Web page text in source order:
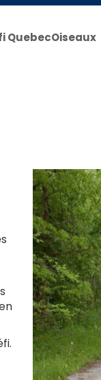
QuebecOiseaux